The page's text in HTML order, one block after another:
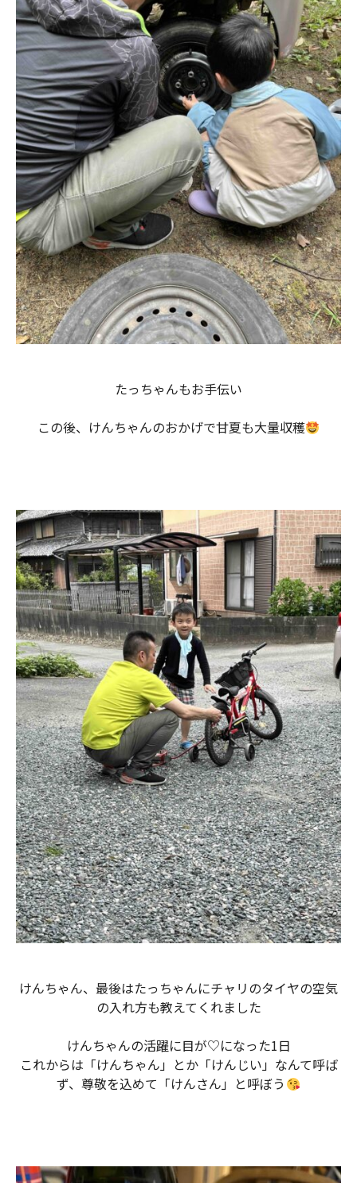
たっちゃんもお手伝い
この後、けんちゃんのおかげで甘夏も大量収穫
けんちゃん、最後はたっちゃんにチャリのタイヤの空気
の入れ方も教えてくれました
けんちゃんの活躍に目が♡になった1日
これからは「けんちゃん」とか「けんじい」なんて呼ば
ず、尊敬を込めて「けんさん」と呼ぼう